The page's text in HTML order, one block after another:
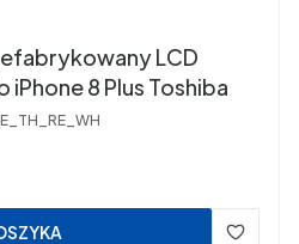
LCD
8 Plus Toshiba